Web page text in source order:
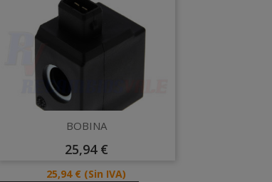
Vista rápida
BOBINA
Preço
25,94 €
Preço
25,94 € (Sin IVA)